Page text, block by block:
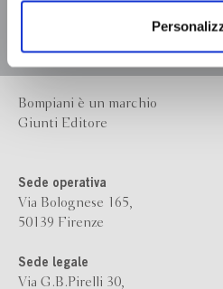
dei soli cookie tecnici.
il tuo consenso alla profilazione
ogni momentoRevoca
Bompiani è un marchio
Giunti Editore
Sede operativa
Via Bolognese 165,
50139 Firenze
Sede legale
Via G.B.Pirelli 30,